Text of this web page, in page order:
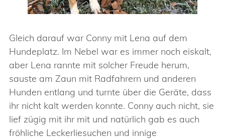
Gleich darauf war Conny mit Lena auf dem
Hundeplatz. Im Nebel war es immer noch eiskalt,
aber Lena rannte mit solcher Freude herum,
sauste am Zaun mit Radfahrern und anderen
Hunden entlang und turnte über die Geräte, dass
ihr nicht kalt werden konnte. Conny auch nicht, sie
lief zügig mit ihr mit und natürlich gab es auch
fröhliche Leckerliesuchen und innige